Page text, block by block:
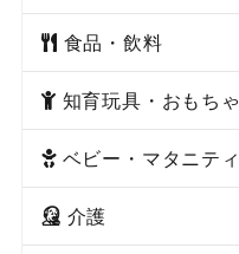
食品・飲料
知育玩具・おもちゃ
ベビー・マタニティ
介護